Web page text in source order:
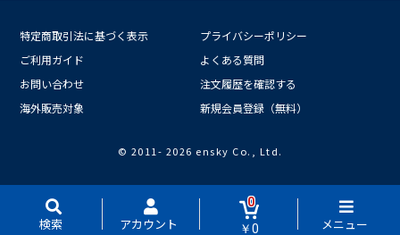
検索 アカウント
0
￥0
メニュー
特定商取引法に基づく表示
プライバシーポリシー
ご利用ガイド
よくある質問
お問い合わせ
注文履歴を確認する
海外販売対象
新規会員登録（無料）
© 2011- 2026 ensky Co., Ltd.